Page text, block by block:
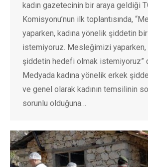
kadın gazetecinin bir araya geldiği
Komisyonu’nun ilk toplantısında,
yaparken, kadına yönelik şiddetin
istemiyoruz. Mesleğimizi yaparken,
şiddetin hedefi olmak istemiyoruz”
Medyada kadına yönelik erkek
ve genel olarak kadının temsilinin
sorunlu olduğuna…